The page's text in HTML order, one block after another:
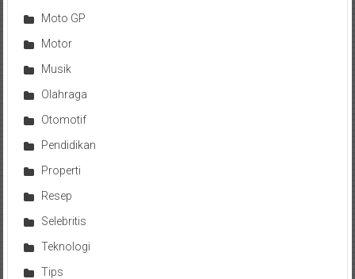
Moto GP
Motor
Musik
Olahraga
Otomotif
Pendidikan
Properti
Resep
Selebritis
Teknologi
Tips